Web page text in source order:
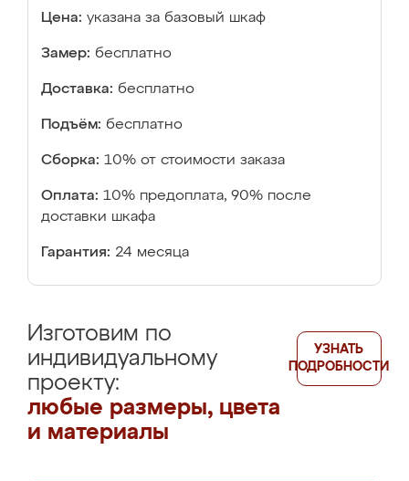
Цена: указана за базовый шкаф
Замер: бесплатно
Доставка: бесплатно
Подъём: бесплатно
Сборка: 10% от стоимости заказа
Оплата: 10% предоплата, 90% после
доставки шкафа
Гарантия: 24 месяца
Изготовим по
индивидуальному
проекту:
любые размеры, цвета
и материалы
УЗНАТЬ
ПОДРОБНОСТИ